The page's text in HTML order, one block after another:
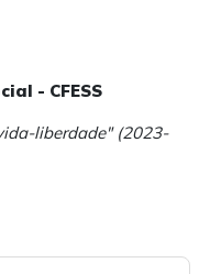
- CFESS
liberdade" (2023-